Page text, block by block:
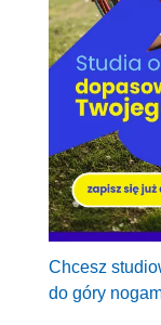
Chcesz
do góry